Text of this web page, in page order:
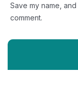
Save my name,
comment.